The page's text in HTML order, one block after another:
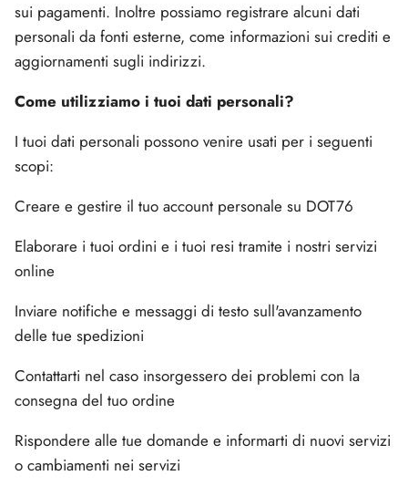
sui pagamenti. Inoltre possiamo registrare alcuni dati
personali da fonti esterne, come informazioni sui crediti e
aggiornamenti sugli indirizzi.
Come utilizziamo i tuoi dati personali?
I tuoi dati personali possono venire usati per i seguenti
scopi:
Creare e gestire il tuo account personale su DOT76
Elaborare i tuoi ordini e i tuoi resi tramite i nostri servizi
online
Inviare notifiche e messaggi di testo sull'avanzamento
delle tue spedizioni
Contattarti nel caso insorgessero dei problemi con la
consegna del tuo ordine
Rispondere alle tue domande e informarti di nuovi servizi
o cambiamenti nei servizi